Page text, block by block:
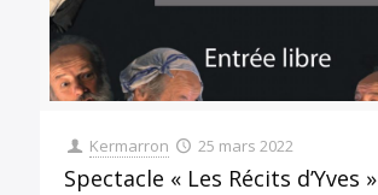
Kermarron 25 mars 2022
Spectacle « Les Récits d’Yves »